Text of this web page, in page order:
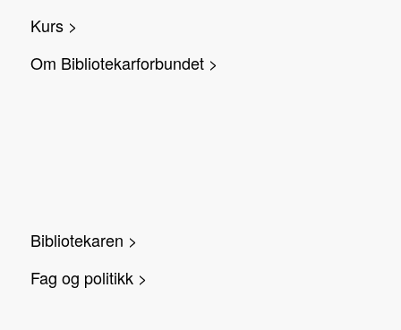
Kurs >
Om Bibliotekarforbundet >
Bibliotekaren >
Fag og politikk >